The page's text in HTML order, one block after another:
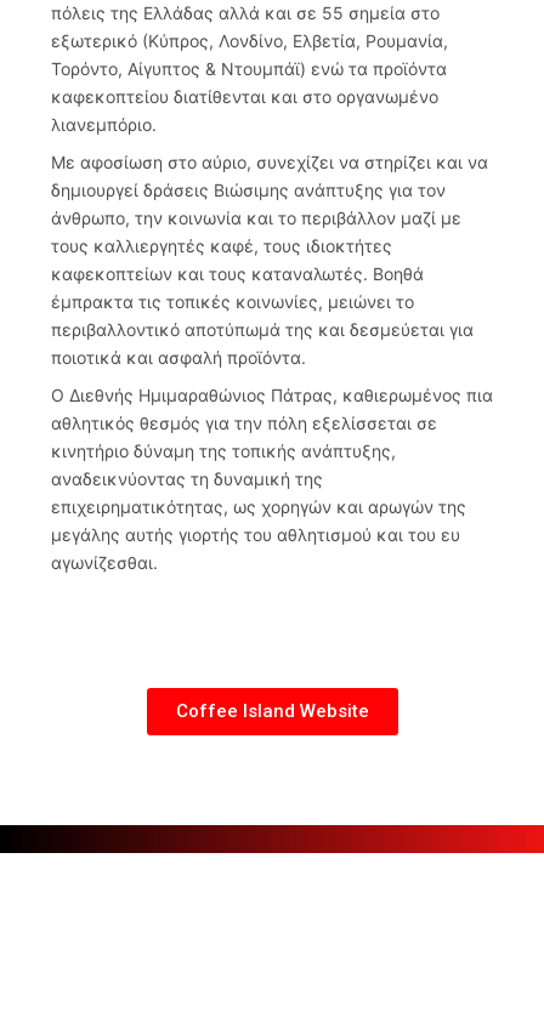
πόλεις της Ελλάδας αλλά και σε 55 σημεία στο
εξωτερικό (Κύπρος, Λονδίνο, Ελβετία, Ρουμανία,
Τορόντο, Αίγυπτος & Ντουμπάϊ) ενώ τα προϊόντα
καφεκοπτείου διατίθενται και στο οργανωμένο
λιανεμπόριο.
Με αφοσίωση στο αύριο, συνεχίζει να στηρίζει και να
δημιουργεί δράσεις Βιώσιμης ανάπτυξης για τον
άνθρωπο, την κοινωνία και το περιβάλλον μαζί με
τους καλλιεργητές καφέ, τους ιδιοκτήτες
καφεκοπτείων και τους καταναλωτές. Βοηθά
έμπρακτα τις τοπικές κοινωνίες, μειώνει το
περιβαλλοντικό αποτύπωμά της και δεσμεύεται για
ποιοτικά και ασφαλή προϊόντα.
Ο Διεθνής Ημιμαραθώνιος Πάτρας, καθιερωμένος πια
αθλητικός θεσμός για την πόλη εξελίσσεται σε
κινητήριο δύναμη της τοπικής ανάπτυξης,
αναδεικνύοντας τη δυναμική της
επιχειρηματικότητας, ως χορηγών και αρωγών της
μεγάλης αυτής γιορτής του αθλητισμού και του ευ
αγωνίζεσθαι.
Coffee Island Website